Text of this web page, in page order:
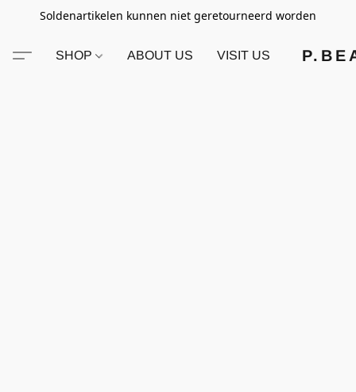
Soldenartikelen kunnen niet geretourneerd worden
SHOP ABOUT US VISIT US